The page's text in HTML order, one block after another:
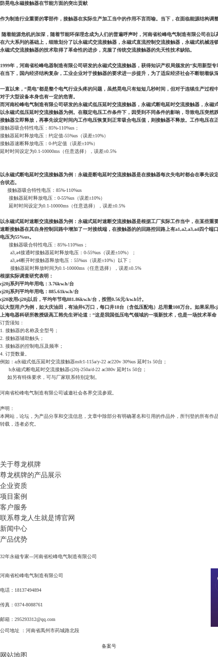
防晃电永磁接触器在节能方面的突出贡献
作为制造行业重要的零部件，接触器在实际生产加工当中的作用不言而喻。当下，在面临能源结构
随着能源危机的加深，随着节能环保理念成为人们的普遍呼声时，河南省松峰电气制造有限公司在
在六大系列的基础上，细致划分了以永磁式交流接触器，永磁式直流控制交流接触器，永磁式机械连
永磁式交流接触器的技术取得了革命性的进步，克服了传统交流接触器的先天性技术缺陷。
1999年，河南省松峰电器制造有限公司研发的永磁式交流接触器，获得知识产权局颁发的“实用新型
在当下，国内经济结构复杂，工业企业对于接触器的要求进一步提升，为了适应经济社会不断朝着
一直以来，“晃电”都是整个电气行业头疼的问题，虽然晃电只有短短几秒时间，但对于连续生产过
对于大型设备本身也有一定的危害。
而河南松峰电气制造有限公司研发的永磁式低压延时交流接触器，永磁式断电延时交流接触器，永磁
以永磁式低压延时交流接触器为例。在额定电压工作条件下，因受到不同条件的影响，导致电压突
接触器立即释放，再事先设定时间内工作电压恢复到正常吸合电压值，则接触器不释放。工作电压
接触器吸合特性电压：85%-110%us；
接触器延时释放电压：约定值-55%us（误差±10%）
接触器速断释放电压：0-约定值（误差±10%）
延时时间设定为0.1-10000ms（任意选择），误差±0.5%
以永磁式断电延时交流接触器为例：永磁是断电延时交流接触器是在接触器每次失电时都会在事先
合状态。
接触器吸合特性电压：85%-110%us
接触器延时释放电压：0-55%us（误差±10%）
延时时间设定为0.1-10000ms（任意选择），误差±0.5%
以永磁式延时速断交流接触器为例：永磁式延时速断交流接触器是根据工厂实际工作当中，在某些
速断接触器在其自身控制回路中增加了一对接线端，在接触器的的回路控回路上有a1,a2,a3,a4四个
电压为55%us。
接触器吸合特性电压：85%-110%us；
a3,a4接通时接触器延时释放电压：0-55%us（误差±10%）；
a3,a4断开时接触器释放电压：55%us（误差±10%）以下；
接触器延时释放时间为0.1-10000ms（任意选择），误差±0.5%
根据实际调查研究表明：
cj20j系列平均年用电：3.76kw.h/台
cj20j系列平均年用电：885.61kw.h/台
cj20改用cj20j以后，平均年节电881.86kw.h/台，按照0.56元/kw.h计。
以大型用户为例，如大庆油田，有油井6万口，每口井18台（含低压配电）总用量108万台。如果采用
上海电器科研所教授级高工韩先生评论道：“这是我国低压电气领域的一项新技术，也是一场技术革
订货须知：
1. 接触器的名称及全型号；
2. 接触器辅助触头；
3. 接触器的控制电压及频率；
4. 订货数量。
例如：a永磁式低压延时交流接触器nsfc1-115a/y-22 ac220v 30%us 延时1s 50台；
b永磁式断电延时交流接触器cj20j-250a/d-22 ac380v 延时1s 50台；
如另有特殊要求，可与厂家联系特别定制。
河南省松峰电气制造有限公司诚邀社会各界交流参观。
声明：
本网站，论坛，为产品分享和交流信息，文章中除部分有明确署名和引用的作品外，所刊登的所有
转载，违者必究。
关于尊龙棋牌
尊龙棋牌的产品展示
企业资质
项目案例
客户服务
联系尊龙人生就是博官网
新闻中心
产品优势
32年永磁专家---河南省松峰电气制造有限公司
河南省松峰电气制造有限公司
电话：18137494894
传真：0374-8088761
邮箱： 295293312@qq.com
公司地址 ：河南省禹州市药城路北段
备案号
网站地图